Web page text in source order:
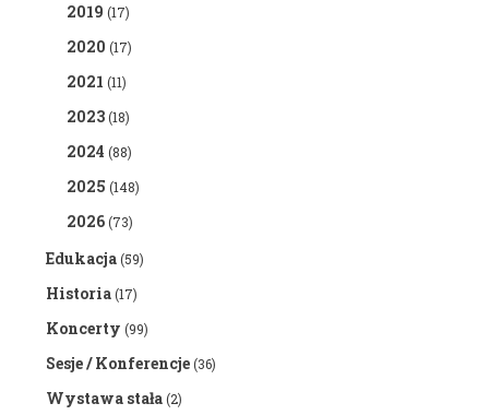
2019 (17)
2020 (17)
2021 (11)
2023(18)
2024 (88)
2025 (148)
2026(73)
Edukacja(59)
Historia(17)
Koncerty (99)
Sesje / Konferencje(36)
Wystawa stała(2)